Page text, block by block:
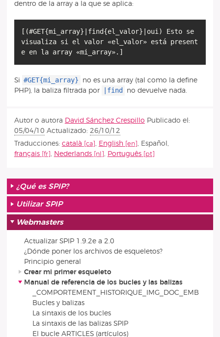
dentro de la array a la que se aplica:
[(#GET{mi_array}|find{el_valor}|oui) Esto se
visualiza si el valor «el_valor» está present
e en la array «mi_array».]
Si #GET{mi_array}
no es una array (tal como la define
PHP), la baliza filtrada por
|find no devuelve nada.
Autor o autora David Sánchez Crespillo Publicado el:
05/04/10 Actualizado: 26/10/12
Traducciones: català English Español
français
Nederlands Português
¿Qué es SPIP?
Utilizar SPIP
Webmasters
Actualizar SPIP 1.9.2e a 2.0
¿Dónde poner los archivos de esqueletos?
Principio general
Crear mi primer esqueleto
Manual de referencia de los bucles y las balizas
_COMPORTEMENT_HISTORIQUE_IMG_DOC_EMB
Bucles y balizas
La sintaxis de los bucles
La sintaxis de las balizas SPIP
El bucle ARTICLES (artículos)